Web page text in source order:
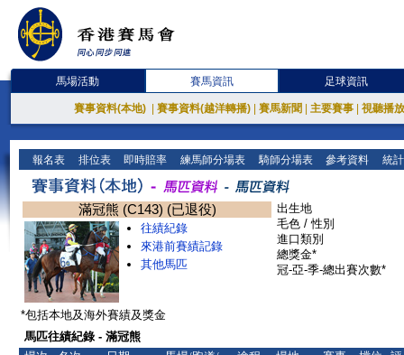
馬場活動 賽馬資訊 足球資訊
賽事資料(本地) 賽事資料(越洋轉播) 賽馬新聞 主要賽事 視聽播
報名表 排位表 即時賠率 練馬師分場表 騎師分場表 參考資料 統
滿冠熊 (C143) (已退役)
往績紀錄
來港前賽績記錄
其他馬匹
出生地
毛色 / 性別
進口類別
總獎金*
冠-亞-季-總出賽次數*
*包括本地及海外賽績及獎金
馬匹往績紀錄 - 滿冠熊